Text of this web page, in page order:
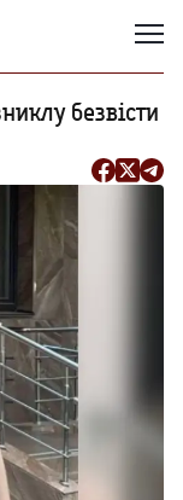
безвісти